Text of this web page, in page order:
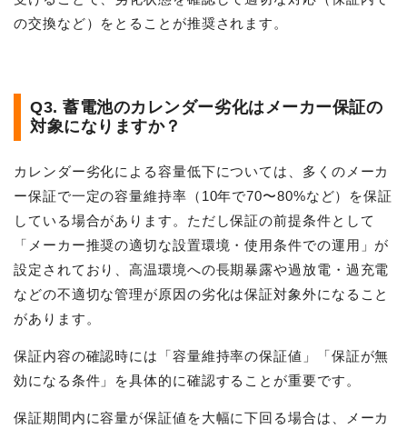
の交換など）をとることが推奨されます。
Q3. 蓄電池のカレンダー劣化はメーカー保証の
対象になりますか？
カレンダー劣化による容量低下については、多くのメーカ
ー保証で一定の容量維持率（10年で70〜80%など）を保証
している場合があります。ただし保証の前提条件として
「メーカー推奨の適切な設置環境・使用条件での運用」が
設定されており、高温環境への長期暴露や過放電・過充電
などの不適切な管理が原因の劣化は保証対象外になること
があります。
保証内容の確認時には「容量維持率の保証値」「保証が無
効になる条件」を具体的に確認することが重要です。
保証期間内に容量が保証値を大幅に下回る場合は、メーカ